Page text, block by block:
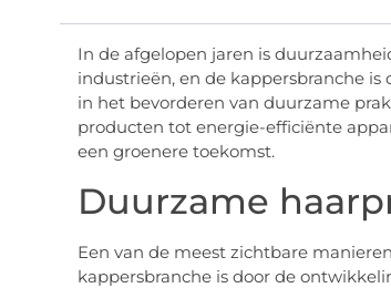
In de afgelopen jaren is
industrieën, en de kappersbranche
in het bevorderen van duurzame
producten tot energie-efficiënte
een groenere toekomst.
Duurzame
Een van de meest zichtbare
kappersbranche is door de